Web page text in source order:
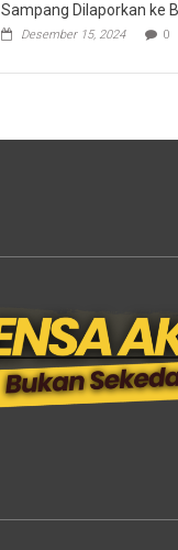
Sampang Dilaporkan ke
Desember 15, 2024 0